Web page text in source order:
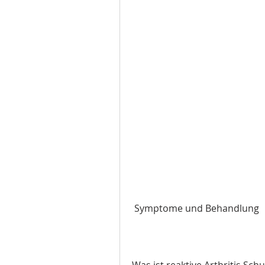
Symptome und Behandlung